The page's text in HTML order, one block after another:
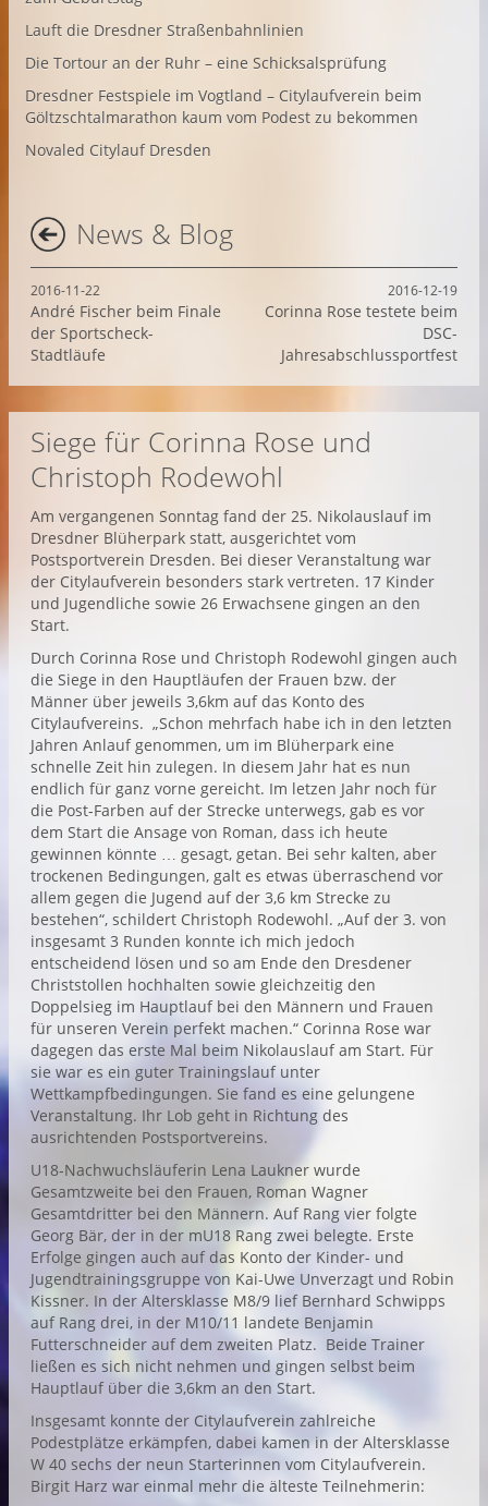
Lauft die Dresdner Straßenbahnlinien
Die Tortour an der Ruhr – eine Schicksalsprüfung
Dresdner Festspiele im Vogtland – Citylaufverein beim
Göltzschtalmarathon kaum vom Podest zu bekommen
Novaled Citylauf Dresden
News & Blog
2016-12-19
Corinna Rose testete beim
DSC-
Jahresabschlussportfest
2016-11-22
André Fischer beim Finale
der Sportscheck-
Stadtläufe
Siege für Corinna Rose und
Christoph Rodewohl
Am vergangenen Sonntag fand der 25. Nikolauslauf im
Dresdner Blüherpark statt, ausgerichtet vom
Postsportverein Dresden. Bei dieser Veranstaltung war
der Citylaufverein besonders stark vertreten. 17 Kinder
und Jugendliche sowie 26 Erwachsene gingen an den
Start.
Durch Corinna Rose und Christoph Rodewohl gingen auch
die Siege in den Hauptläufen der Frauen bzw. der
Männer über jeweils 3,6km auf das Konto des
Citylaufvereins. „Schon mehrfach habe ich in den letzten
Jahren Anlauf genommen, um im Blüherpark eine
schnelle Zeit hin zulegen. In diesem Jahr hat es nun
endlich für ganz vorne gereicht. Im letzen Jahr noch für
die Post-Farben auf der Strecke unterwegs, gab es vor
dem Start die Ansage von Roman, dass ich heute
gewinnen könnte … gesagt, getan. Bei sehr kalten, aber
trockenen Bedingungen, galt es etwas überraschend vor
allem gegen die Jugend auf der 3,6 km Strecke zu
bestehen“, schildert Christoph Rodewohl. „Auf der 3. von
insgesamt 3 Runden konnte ich mich jedoch
entscheidend lösen und so am Ende den Dresdener
Christstollen hochhalten sowie gleichzeitig den
Doppelsieg im Hauptlauf bei den Männern und Frauen
für unseren Verein perfekt machen.“ Corinna Rose war
dagegen das erste Mal beim Nikolauslauf am Start. Für
sie war es ein guter Trainingslauf unter
Wettkampfbedingungen. Sie fand es eine gelungene
Veranstaltung. Ihr Lob geht in Richtung des
ausrichtenden Postsportvereins.
U18-Nachwuchsläuferin Lena Laukner wurde
Gesamtzweite bei den Frauen, Roman Wagner
Gesamtdritter bei den Männern. Auf Rang vier folgte
Georg Bär, der in der mU18 Rang zwei belegte. Erste
Erfolge gingen auch auf das Konto der Kinder- und
Jugendtrainingsgruppe von Kai-Uwe Unverzagt und Robin
Kissner. In der Altersklasse M8/9 lief Bernhard Schwipps
auf Rang drei, in der M10/11 landete Benjamin
Futterschneider auf dem zweiten Platz. Beide Trainer
ließen es sich nicht nehmen und gingen selbst beim
Hauptlauf über die 3,6km an den Start.
Insgesamt konnte der Citylaufverein zahlreiche
Podestplätze erkämpfen, dabei kamen in der Altersklasse
W 40 sechs der neun Starterinnen vom Citylaufverein.
Birgit Harz war einmal mehr die älteste Teilnehmerin: